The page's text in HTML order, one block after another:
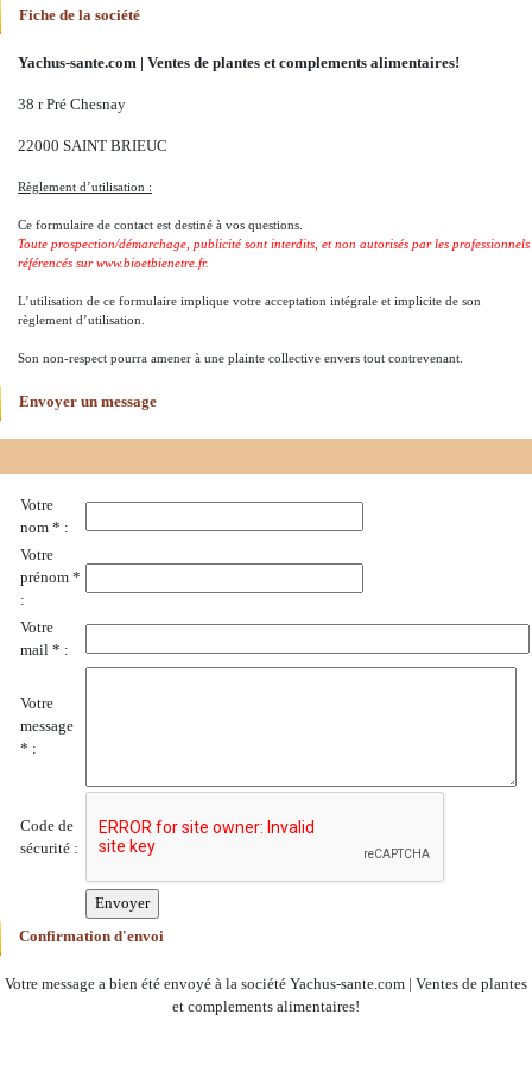
Fiche de la société
Yachus-sante.com | Ventes de plantes et complements alimentaires!
38 r Pré Chesnay
22000 SAINT BRIEUC
Règlement d’utilisation :
Ce formulaire de contact est destiné à vos questions.
Toute prospection/démarchage, publicité sont interdits, et non autorisés par les professionnels
référencés sur www.bioetbienetre.fr.
L’utilisation de ce formulaire implique votre acceptation intégrale et implicite de son
règlement d’utilisation.
Son non-respect pourra amener à une plainte collective envers tout contrevenant.
Envoyer un message
Votre
nom * :
Votre
prénom *
:
Votre
mail * :
Votre
message
* :
Code de
sécurité :
Confirmation d'envoi
Votre message a bien été envoyé à la société Yachus-sante.com | Ventes de plantes
et complements alimentaires!